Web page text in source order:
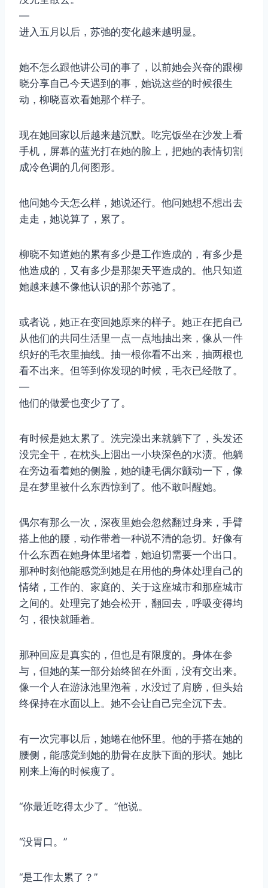
—
进入五月以后，苏弛的变化越来越明显。
她不怎么跟他讲公司的事了，以前她会兴奋的跟柳
晓分享自己今天遇到的事，她说这些的时候很生
动，柳晓喜欢看她那个样子。
现在她回家以后越来越沉默。吃完饭坐在沙发上看
手机，屏幕的蓝光打在她的脸上，把她的表情切割
成冷色调的几何图形。
他问她今天怎么样，她说还行。他问她想不想出去
走走，她说算了，累了。
柳晓不知道她的累有多少是工作造成的，有多少是
他造成的，又有多少是那架天平造成的。他只知道
她越来越不像他认识的那个苏弛了。
或者说，她正在变回她原来的样子。她正在把自己
从他们的共同生活里一点一点地抽出来，像从一件
织好的毛衣里抽线。抽一根你看不出来，抽两根也
看不出来。但等到你发现的时候，毛衣已经散了。
—
他们的做爱也变少了了。
有时候是她太累了。洗完澡出来就躺下了，头发还
没完全干，在枕头上洇出一小块深色的水渍。他躺
在旁边看着她的侧脸，她的睫毛偶尔颤动一下，像
是在梦里被什么东西惊到了。他不敢叫醒她。
偶尔有那么一次，深夜里她会忽然翻过身来，手臂
搭上他的腰，动作带着一种说不清的急切。好像有
什么东西在她身体里堵着，她迫切需要一个出口。
那种时刻他能感觉到她是在用他的身体处理自己的
情绪，工作的、家庭的、关于这座城市和那座城市
之间的。处理完了她会松开，翻回去，呼吸变得均
匀，很快就睡着。
那种回应是真实的，但也是有限度的。身体在参
与，但她的某一部分始终留在外面，没有交出来。
像一个人在游泳池里泡着，水没过了肩膀，但头始
终保持在水面以上。她不会让自己完全沉下去。
有一次完事以后，她蜷在他怀里。他的手搭在她的
腰侧，能感觉到她的肋骨在皮肤下面的形状。她比
刚来上海的时候瘦了。
“你最近吃得太少了。”他说。
“没胃口。”
“是工作太累了？”